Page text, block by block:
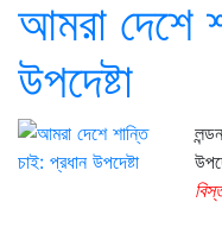
আমরা দেশে
উপদেষ্টা